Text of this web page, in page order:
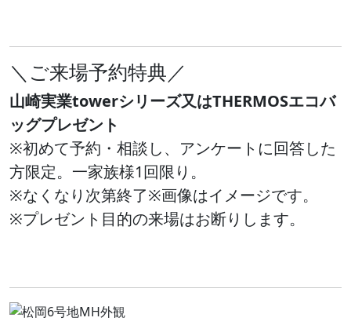
＼ご来場予約特典／
山崎実業towerシリーズ又はTHERMOSエコバ
ッグプレゼント
※初めて予約・相談し、アンケートに回答した
方限定。一家族様1回限り。
※なくなり次第終了※画像はイメージです。
※プレゼント目的の来場はお断りします。